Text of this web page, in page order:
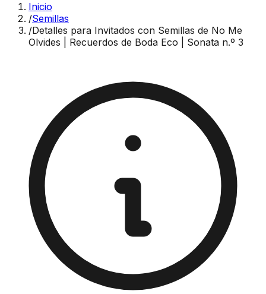
Inicio
/Semillas
/Detalles para Invitados con Semillas de No Me
Olvides | Recuerdos de Boda Eco | Sonata n.º 3